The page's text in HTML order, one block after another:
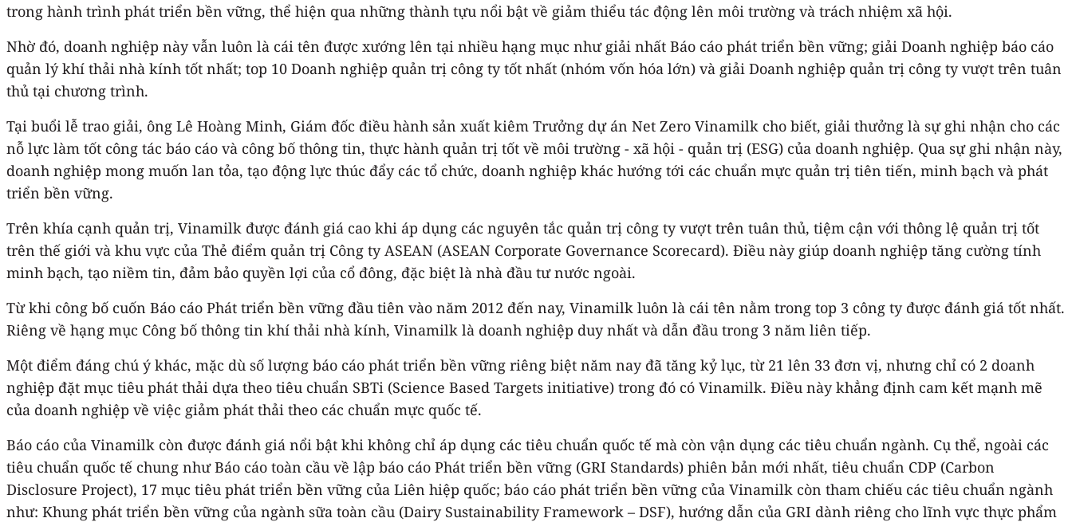
trong hành trình phát triển bền vững, thể hiện qua những thành tựu nổi bật về giảm thiểu tác động lên môi trường và trách nhiệm xã hội.
Nhờ đó, doanh nghiệp này vẫn luôn là cái tên được xướng lên tại nhiều hạng mục như giải nhất Báo cáo phát triển bền vững; giải Doanh nghiệp báo cáo
quản lý khí thải nhà kính tốt nhất; top 10 Doanh nghiệp quản trị công ty tốt nhất (nhóm vốn hóa lớn) và giải Doanh nghiệp quản trị công ty vượt trên tuân
thủ tại chương trình.
Tại buổi lễ trao giải, ông Lê Hoàng Minh, Giám đốc điều hành sản xuất kiêm Trưởng dự án Net Zero Vinamilk cho biết, giải thưởng là sự ghi nhận cho các
nỗ lực làm tốt công tác báo cáo và công bố thông tin, thực hành quản trị tốt về môi trường - xã hội - quản trị (ESG) của doanh nghiệp. Qua sự ghi nhận này,
doanh nghiệp mong muốn lan tỏa, tạo động lực thúc đẩy các tổ chức, doanh nghiệp khác hướng tới các chuẩn mực quản trị tiên tiến, minh bạch và phát
triển bền vững.
Trên khía cạnh quản trị, Vinamilk được đánh giá cao khi áp dụng các nguyên tắc quản trị công ty vượt trên tuân thủ, tiệm cận với thông lệ quản trị tốt
trên thế giới và khu vực của Thẻ điểm quản trị Công ty ASEAN (ASEAN Corporate Governance Scorecard). Điều này giúp doanh nghiệp tăng cường tính
minh bạch, tạo niềm tin, đảm bảo quyền lợi của cổ đông, đặc biệt là nhà đầu tư nước ngoài.
Từ khi công bố cuốn Báo cáo Phát triển bền vững đầu tiên vào năm 2012 đến nay, Vinamilk luôn là cái tên nằm trong top 3 công ty được đánh giá tốt nhất.
Riêng về hạng mục Công bố thông tin khí thải nhà kính, Vinamilk là doanh nghiệp duy nhất và dẫn đầu trong 3 năm liên tiếp.
Một điểm đáng chú ý khác, mặc dù số lượng báo cáo phát triển bền vững riêng biệt năm nay đã tăng kỷ lục, từ 21 lên 33 đơn vị, nhưng chỉ có 2 doanh
nghiệp đặt mục tiêu phát thải dựa theo tiêu chuẩn SBTi (Science Based Targets initiative) trong đó có Vinamilk. Điều này khẳng định cam kết mạnh mẽ
của doanh nghiệp về việc giảm phát thải theo các chuẩn mực quốc tế.
Báo cáo của Vinamilk còn được đánh giá nổi bật khi không chỉ áp dụng các tiêu chuẩn quốc tế mà còn vận dụng các tiêu chuẩn ngành. Cụ thể, ngoài các
tiêu chuẩn quốc tế chung như Báo cáo toàn cầu về lập báo cáo Phát triển bền vững (GRI Standards) phiên bản mới nhất, tiêu chuẩn CDP (Carbon
Disclosure Project), 17 mục tiêu phát triển bền vững của Liên hiệp quốc; báo cáo phát triển bền vững của Vinamilk còn tham chiếu các tiêu chuẩn ngành
như: Khung phát triển bền vững của ngành sữa toàn cầu (Dairy Sustainability Framework – DSF), hướng dẫn của GRI dành riêng cho lĩnh vực thực phẩm